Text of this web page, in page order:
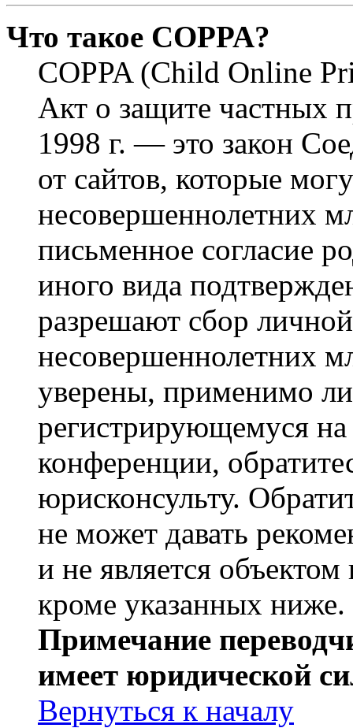
Что такое COPPA?
COPPA (Child Online
Акт о защите частных
1998 г. — это закон
от сайтов, которые
несовершеннолетних
письменное согласие
иного вида
разрешают сбор
несовершеннолетних
уверены, применимо
регистрирующемуся
конференции,
юрисконсульту.
не может давать
и не является
кроме указанных ниже.
Примечание
имеет юридической
Вернуться к началу